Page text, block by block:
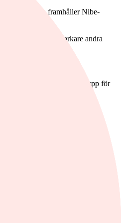
negativ effekt, framhåller Nibe-
därigenom ett starkare andra
öppnar också upp för
skriver bolaget om